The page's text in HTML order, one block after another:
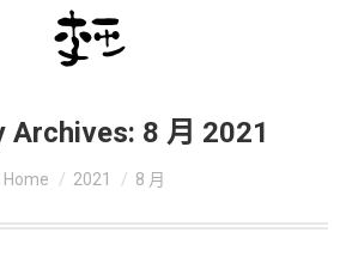
Archives: 8 月 2021
You are here:
Home 2021 8 月